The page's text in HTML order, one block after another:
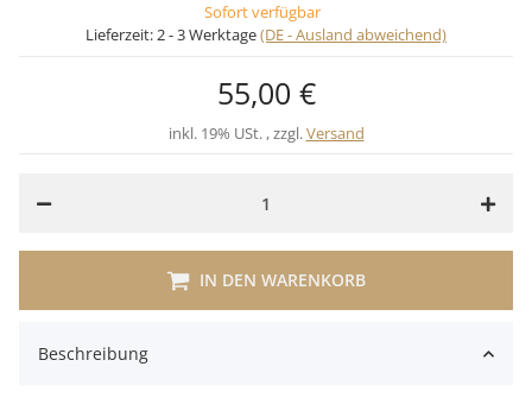
Sofort verfügbar
Lieferzeit:2 - 3 Werktage(DE - Ausland abweichend)
55,00 €
inkl. 19% USt. , zzgl.Versand
IN DEN WARENKORB
Beschreibung